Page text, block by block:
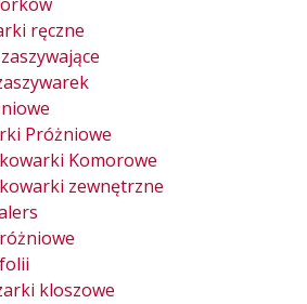
ręczne
Próżniowe
Komorowe
zewnętrzne
kloszowe